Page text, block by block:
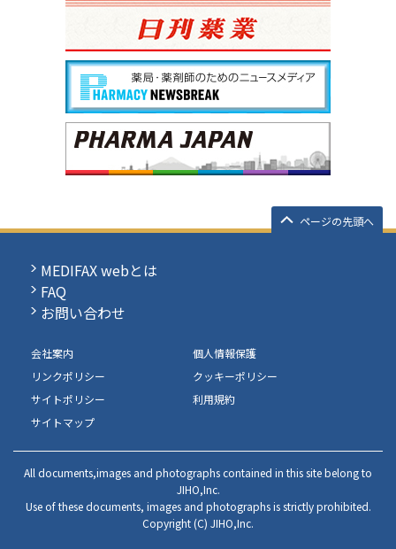
ページの先頭へ
MEDIFAX webとは
FAQ
お問い合わせ
会社案内
個人情報保護
リンクポリシー
クッキーポリシー
サイトポリシー
利用規約
サイトマップ
All documents,images and photographs contained in this site belong to
JIHO,Inc.
Use of these documents, images and photographs is strictly prohibited.
Copyright (C) JIHO,Inc.